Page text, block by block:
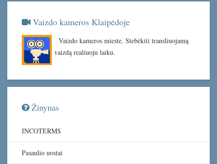
Vaizdo kameros Klaipėdoje
Vaizdo kameros mieste. Stebėkiti transliuojamą
vaizdą realiuoju laiku.
Žinynas
INCOTERMS
Pasaulio uostai